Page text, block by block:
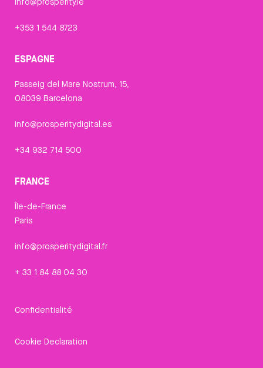
+353 1 544 8723
ESPAGNE
Passeig del Mare Nostrum, 15,
08039 Barcelona
info@prosperitydigital.es
+34 932 714 500
FRANCE
Île-de-France
Paris
info@prosperitydigital.fr
+ 33 1 84 88 04 30
Confidentialité
Cookie Declaration